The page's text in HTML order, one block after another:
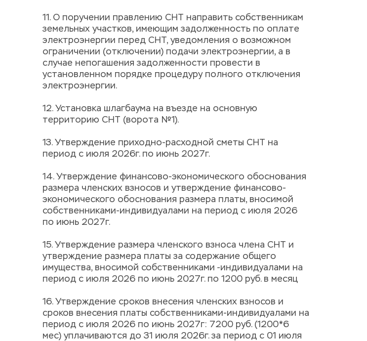
11. О поручении правлению СНТ направить собственникам
земельных участков, имеющим задолженность по оплате
электроэнергии перед СНТ, уведомления о возможном
ограничении (отключении) подачи электроэнергии, а в
случае непогашения задолженности провести в
установленном порядке процедуру полного отключения
электроэнергии.
12. Установка шлагбаума на въезде на основную
территорию СНТ (ворота №1).
13. Утверждение приходно-расходной сметы СНТ на
период с июля 2026г. по июнь 2027г.
14. Утверждение финансово-экономического обоснования
размера членских взносов и утверждение финансово-
экономического обоснования размера платы, вносимой
собственниками-индивидуалами на период с июля 2026
по июнь 2027г.
15. Утверждение размера членского взноса члена СНТ и
утверждение размера платы за содержание общего
имущества, вносимой собственниками -индивидуалами на
период с июля 2026 по июнь 2027г. по 1200 руб. в месяц
16. Утверждение сроков внесения членских взносов и
сроков внесения платы собственниками-индивидуалами на
период с июля 2026 по июнь 2027г: 7200 руб. (1200*6
мес) уплачиваются до 31 июля 2026г. за период с 01 июля